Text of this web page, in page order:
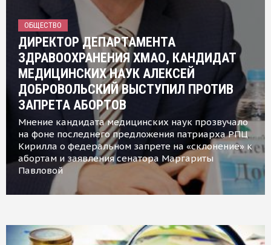
ОБЩЕСТВО
ДИРЕКТОР ДЕПАРТАМЕНТА
ЗДРАВООХРАНЕНИЯ ХМАО, КАНДИДАТ
МЕДИЦИНСКИХ НАУК АЛЕКСЕЙ
ДОБРОВОЛЬСКИЙ ВЫСТУПИЛ ПРОТИВ
ЗАПРЕТА АБОРТОВ
Мнение кандидата медицинских наук прозвучало
на фоне последнего предложения патриарха РПЦ
Кирилла о федеральном запрете на «склонение» к
абортам и заявления сенатора Маргариты
Павловой